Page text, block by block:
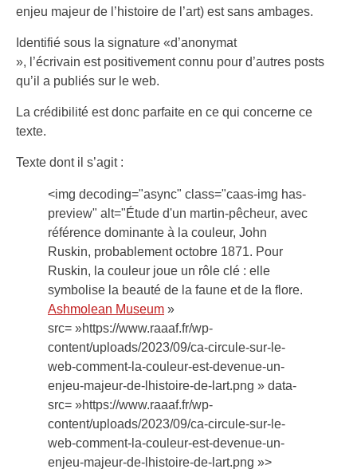
enjeu majeur de l’histoire de l’art) est sans ambages.
Identifié sous la signature «d’anonymat
», l’écrivain est positivement connu pour d’autres posts
qu’il a publiés sur le web.
La crédibilité est donc parfaite en ce qui concerne ce
texte.
Texte dont il s’agit :
<img decoding="async" class="caas-img has-
preview" alt="Étude d'un martin-pêcheur, avec
référence dominante à la couleur, John
Ruskin, probablement octobre 1871. Pour
Ruskin, la couleur joue un rôle clé : elle
symbolise la beauté de la faune et de la flore.
Ashmolean Museum »
src= »https://www.raaaf.fr/wp-
content/uploads/2023/09/ca-circule-sur-le-
web-comment-la-couleur-est-devenue-un-
enjeu-majeur-de-lhistoire-de-lart.png » data-
src= »https://www.raaaf.fr/wp-
content/uploads/2023/09/ca-circule-sur-le-
web-comment-la-couleur-est-devenue-un-
enjeu-majeur-de-lhistoire-de-lart.png »>